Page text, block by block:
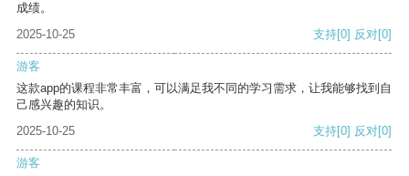
成绩。
2025-10-25
支持[0] 反对[0]
游客
这款app的课程非常丰富，可以满足我不同的学习需求，让我能够找到自
己感兴趣的知识。
2025-10-25
支持[0] 反对[0]
游客